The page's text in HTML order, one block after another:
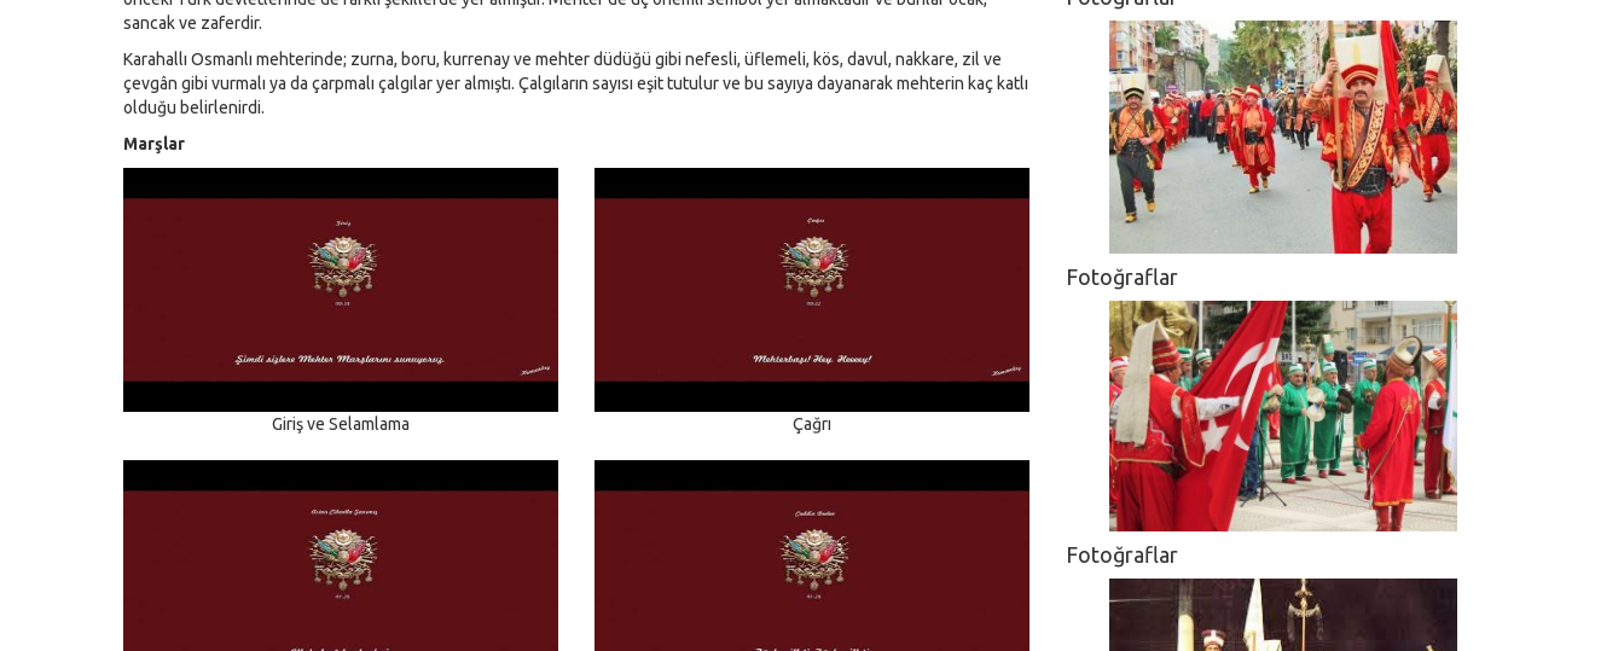
sancak ve zaferdir.
Karahallı Osmanlı mehterinde; zurna, boru, kurrenay ve mehter düdüğü gibi nefesli, üflemeli, kös, davul, nakkare, zil ve
çevgân gibi vurmalı ya da çarpmalı çalgılar yer almıştı. Çalgıların sayısı eşit tutulur ve bu sayıya dayanarak mehterin kaç katlı
olduğu belirlenirdi.
Marşlar
Giriş ve Selamlama Çağrı
Fotoğraflar
Fotoğraflar